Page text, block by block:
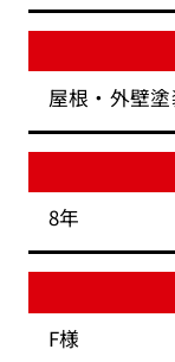
屋根・外壁
8年
F様